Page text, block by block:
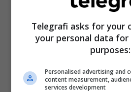
Telegrafi asks for your
your personal data
purposes:
Personalised advertising and
content measurement,
services development